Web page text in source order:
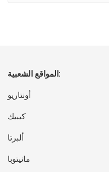
المواقع الشعبية:
أونتاريو
كيبيك
ألبرتا
مانيتوبا